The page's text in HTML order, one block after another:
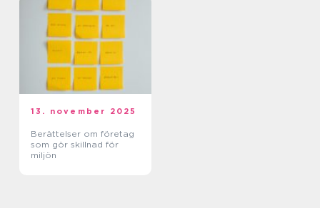
13. november 2025
Berättelser om företag
som gör skillnad för
miljön